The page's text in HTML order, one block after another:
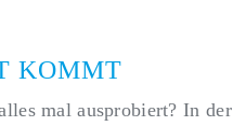
KOMMT
mal ausprobiert? In der